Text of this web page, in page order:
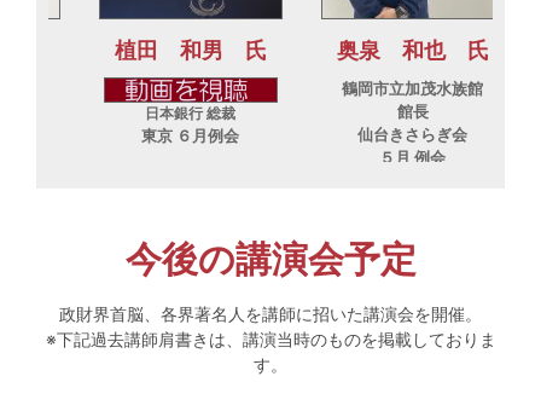
植田 和男 氏
日本銀行 総裁
東京 ６月例会
奥泉 和也 氏
鶴岡市立加茂水族館
仙台きさらぎ会
５月 例会
今後の講演会予定
政財界首脳、各界著名人を講師に招いた講演会を開催。
※下記過去講師肩書きは、講演当時のものを掲載しておりま
す。